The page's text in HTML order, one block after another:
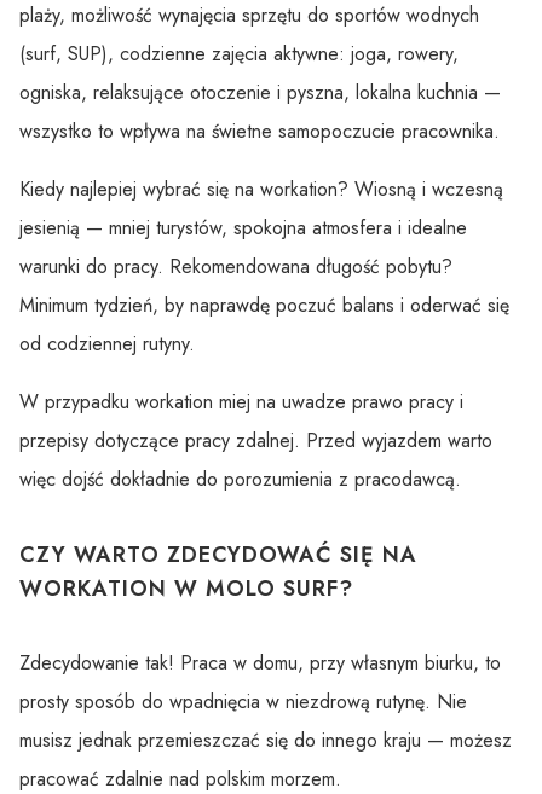
plaży, możliwość wynajęcia sprzętu do sportów wodnych
(surf, SUP), codzienne zajęcia aktywne: joga, rowery,
ogniska, relaksujące otoczenie i pyszna, lokalna kuchnia —
wszystko to wpływa na świetne samopoczucie pracownika.
Kiedy najlepiej wybrać się na workation? Wiosną i wczesną
jesienią — mniej turystów, spokojna atmosfera i idealne
warunki do pracy. Rekomendowana długość pobytu?
Minimum tydzień, by naprawdę poczuć balans i oderwać się
od codziennej rutyny.
W przypadku workation miej na uwadze prawo pracy i
przepisy dotyczące pracy zdalnej. Przed wyjazdem warto
więc dojść dokładnie do porozumienia z pracodawcą.
CZY WARTO ZDECYDOWAĆ SIĘ NA
WORKATION W MOLO SURF?
Zdecydowanie tak! Praca w domu, przy własnym biurku, to
prosty sposób do wpadnięcia w niezdrową rutynę. Nie
musisz jednak przemieszczać się do innego kraju — możesz
pracować zdalnie nad polskim morzem.